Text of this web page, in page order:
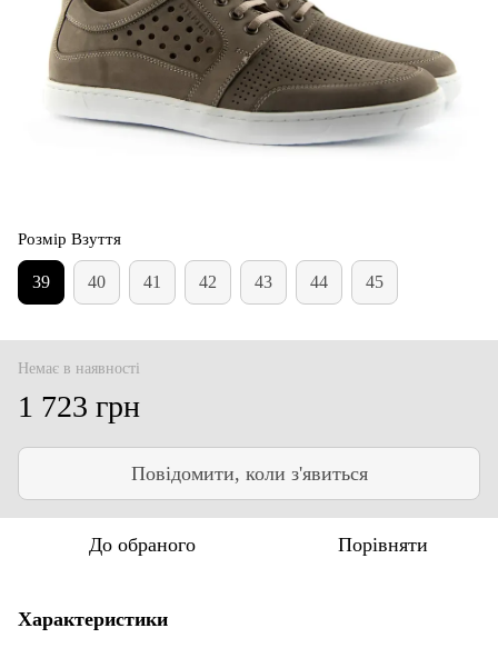
Розмір Взуття
39 40 41 42 43 44 45
Немає в наявності
1 723 грн
Повідомити, коли з'явиться
До обраного Порівняти
Характеристики